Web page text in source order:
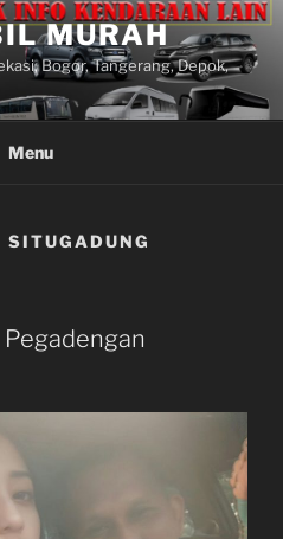
MURAH
Bogor, Tangerang, Depok,
Menu